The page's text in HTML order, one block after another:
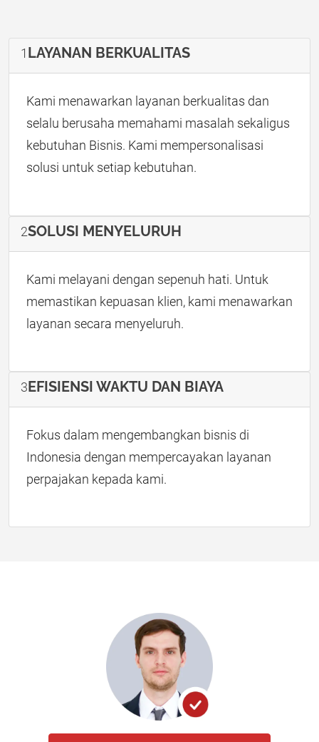
1 LAYANAN BERKUALITAS
Kami menawarkan layanan berkualitas dan
selalu berusaha memahami masalah sekaligus
kebutuhan Bisnis. Kami mempersonalisasi
solusi untuk setiap kebutuhan.
2SOLUSI MENYELURUH
Kami melayani dengan sepenuh hati. Untuk
memastikan kepuasan klien, kami menawarkan
layanan secara menyeluruh.
3EFISIENSI WAKTU DAN BIAYA
Fokus dalam mengembangkan bisnis di
Indonesia dengan mempercayakan layanan
perpajakan kepada kami.